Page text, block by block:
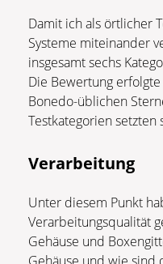
Damit ich als örtlicher
Systeme miteinander
insgesamt sechs
Die Bewertung
Bonedo-üblichen
Testkategorien setzten
Verarbeitung
Unter diesem Punkt
Verarbeitungsqualität
Gehäuse und